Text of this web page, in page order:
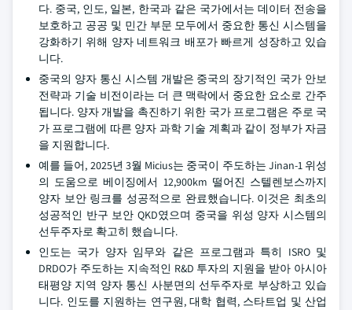
다. 중국, 인도, 일본, 한국과 같은 국가에서는 데이터 전송을
보호하고 공공 및 민간 부문 모두에서 중요한 통신 시스템을
강화하기 위해 양자 네트워크 배포가 빠르게 성장하고 있습
니다.
중국의 양자 통신 시스템 개발은 중국의 장기적인 국가 안보
전략과 기술 비전이라는 더 큰 맥락에서 중요한 요소로 간주
됩니다. 양자 개발을 촉진하기 위한 국가 프로그램은 주로 국
가 프로그램에 따른 양자 과학 기술 계획과 같이 정부가 자금
을 지원합니다.
예를 들어, 2025년 3월 Micius는 중국이 주도하는 Jinan-1 위성
의 도움으로 베이징에서 12,900km 떨어진 스텔렌보스까지
양자 보안 링크를 성공적으로 완료했습니다. 이것은 최초의
성공적인 반구 보안 QKD였으며 중국을 위성 양자 시스템의
선두주자로 확고히 했습니다.
인도는 국가 양자 임무와 같은 프로그램과 특히 ISRO 및
DRDO가 주도하는 지속적인 R&D 투자의 지원을 받아 아시아
태평양 지역 양자 통신 사분면의 선두주자로 부상하고 있습
니다. 인도를 지원하는 연구원, 대학 협력, 스타트업 및 산업